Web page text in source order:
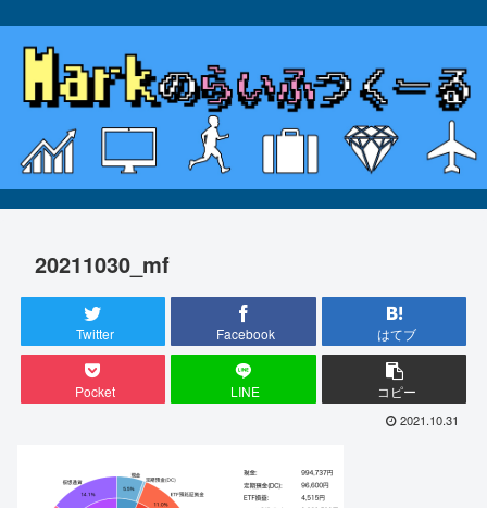
20211030_mf
Twitter Facebook はてブ
Pocket LINE コピー
2021.10.31